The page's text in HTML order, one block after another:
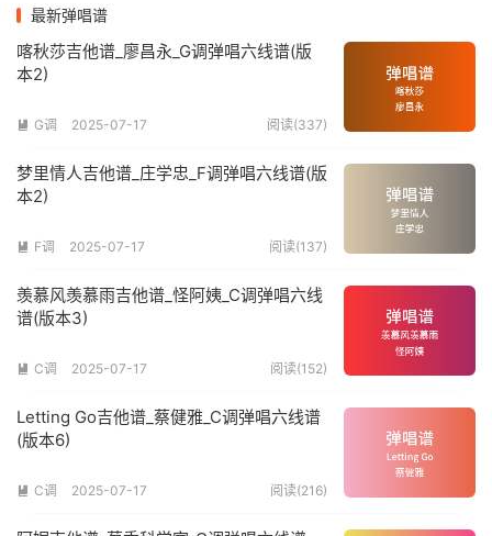
最新弹唱谱
喀秋莎吉他谱_廖昌永_G调弹唱六线谱(版
本2)
 G调 2025-07-17 阅读(337)
梦里情人吉他谱_庄学忠_F调弹唱六线谱(版
本2)
 F调 2025-07-17 阅读(137)
羡慕风羡慕雨吉他谱_怪阿姨_C调弹唱六线
谱(版本3)
 C调 2025-07-17 阅读(152)
Letting Go吉他谱_蔡健雅_C调弹唱六线谱
(版本6)
 C调 2025-07-17 阅读(216)